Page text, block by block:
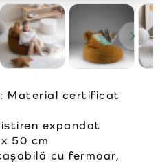
Material certificat
expandat
50 cm
cu fermoar,